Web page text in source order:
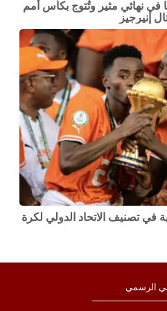
في نهائي مثير وتُتوج بكأس أمم
في تصنيف الاتحاد الدولي لكرة
الرسمي